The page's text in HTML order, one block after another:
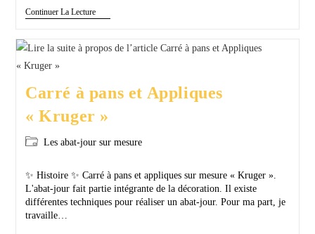
Continuer La Lecture
Carré à pans et Appliques
« Kruger »
Les abat-jour sur mesure
✨ Histoire ✨ Carré à pans et appliques sur mesure « Kruger ».
L'abat-jour fait partie intégrante de la décoration. Il existe
différentes techniques pour réaliser un abat-jour. Pour ma part, je
travaille…